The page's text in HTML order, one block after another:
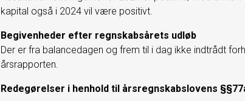
kapital også i 2024 vil være positivt.
Begivenheder efter regnskabsårets udløb
Der er fra balancedagen og frem til i dag ikke indtrådt
årsrapporten.
Redegørelser i henhold til årsregnskabslovens